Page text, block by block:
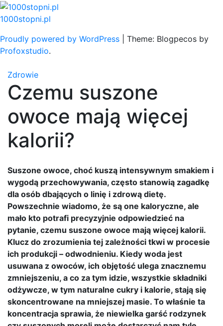
Skip
to
1000stopni.pl
Proudly powered by WordPress
Theme: Blogpecos by
Profoxstudio.
Zdrowie
Czemu suszone
owoce mają więcej
kalorii?
Suszone owoce, choć kuszą intensywnym smakiem i
wygodą przechowywania, często stanowią zagadkę
dla osób dbających o linię i zdrową dietę.
Powszechnie wiadomo, że są one kaloryczne, ale
mało kto potrafi precyzyjnie odpowiedzieć na
pytanie, czemu suszone owoce mają więcej kalorii.
Klucz do zrozumienia tej zależności tkwi w procesie
ich produkcji – odwodnieniu. Kiedy woda jest
usuwana z owoców, ich objętość ulega znacznemu
zmniejszeniu, a co za tym idzie, wszystkie składniki
odżywcze, w tym naturalne cukry i kalorie, stają się
skoncentrowane na mniejszej masie. To właśnie ta
koncentracja sprawia, że niewielka garść rodzynek